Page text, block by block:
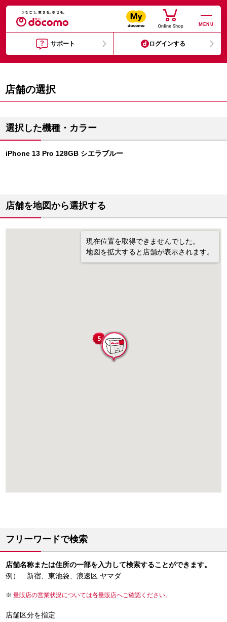
MENU
サポート ログインする
店舗の選択
選択した機種・カラー
iPhone 13 Pro 128GB シエラブルー
店舗を地図から選択する
現在位置を取得できませんでした。
地図を拡大すると店舗が表示されます。
フリーワードで検索
店舗名称または住所の一部を入力して検索することができます。
例） 新宿、東池袋、浪速区 ヤマダ
量販店の営業状況については各量販店へご確認ください。
店舗区分を指定